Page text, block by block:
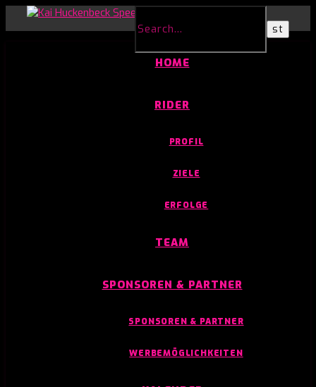
HOME
RIDER
PROFIL
ZIELE
ERFOLGE
TEAM
SPONSOREN & PARTNER
SPONSOREN & PARTNER
WERBEMÖGLICHKEITEN